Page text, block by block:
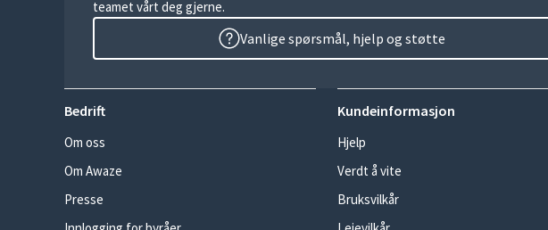
teamet vårt deg gjerne.
Vanlige spørsmål, hjelp og støtte
Bedrift
Om oss
Om Awaze
Presse
Kundeinformasjon
Hjelp
Verdt å vite
Bruksvilkår